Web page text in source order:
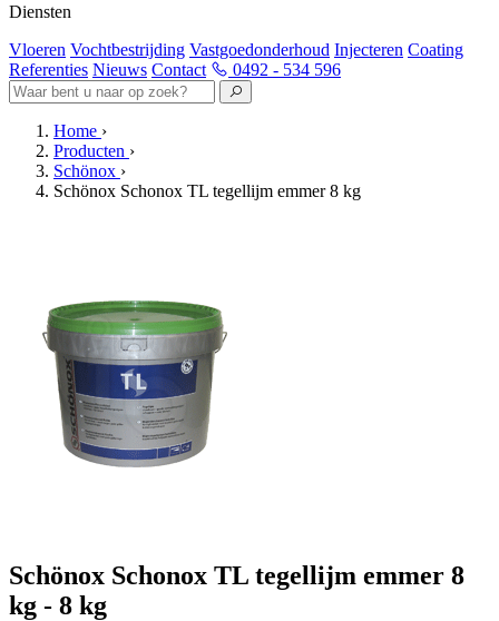
Diensten
Vloeren Vochtbestrijding Vastgoedonderhoud Injecteren Coating
Referenties Nieuws Contact 0492 - 534 596
Home ›
Producten ›
Schönox ›
Schönox Schonox TL tegellijm emmer 8 kg
Schönox Schonox TL tegellijm emmer 8
kg - 8 kg